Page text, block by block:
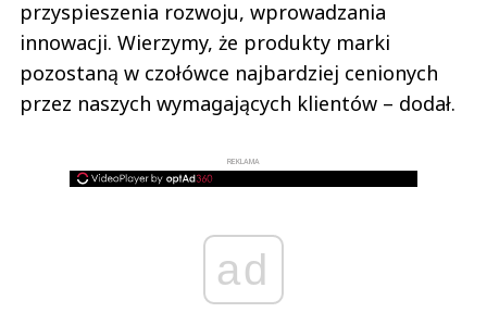
przyspieszenia rozwoju, wprowadzania
innowacji. Wierzymy, że produkty marki
pozostaną w czołówce najbardziej cenionych
przez naszych wymagających klientów – dodał.
REKLAMA
ad